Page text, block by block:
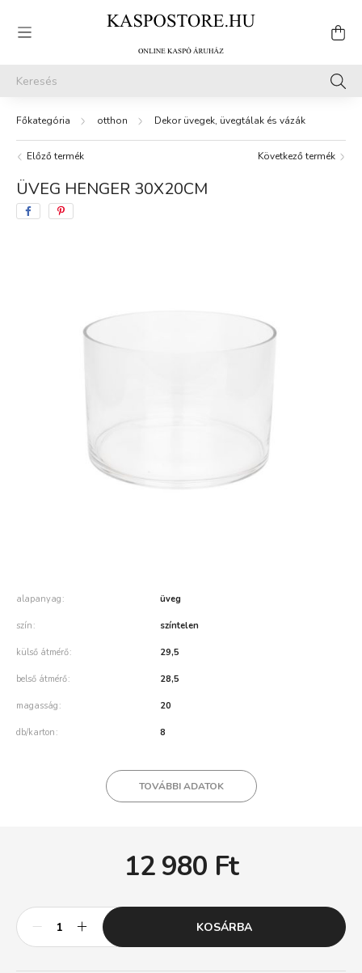
otthon Dekor üvegek, üvegtálak és vázák
Előző termék Következő termék
ÜVEG HENGER 30X20CM
alapanyag üveg
szín színtelen
külső átmérő 29,5
belső átmérő 28,5
magasság 20
db/karton 8
TOVÁBBI ADATOK
12 980 Ft
KOSÁRBA